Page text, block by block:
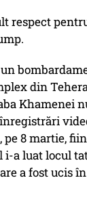
respect
din
Khamenei
8 martie,
i-a luat locul
a fost ucis